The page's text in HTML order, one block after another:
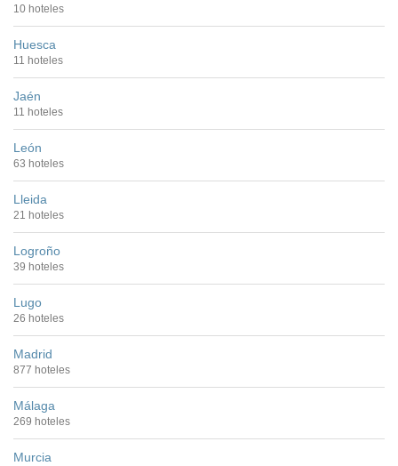
10 hoteles
Huesca
11 hoteles
Jaén
11 hoteles
León
63 hoteles
Lleida
21 hoteles
Logroño
39 hoteles
Lugo
26 hoteles
Madrid
877 hoteles
Málaga
269 hoteles
Murcia